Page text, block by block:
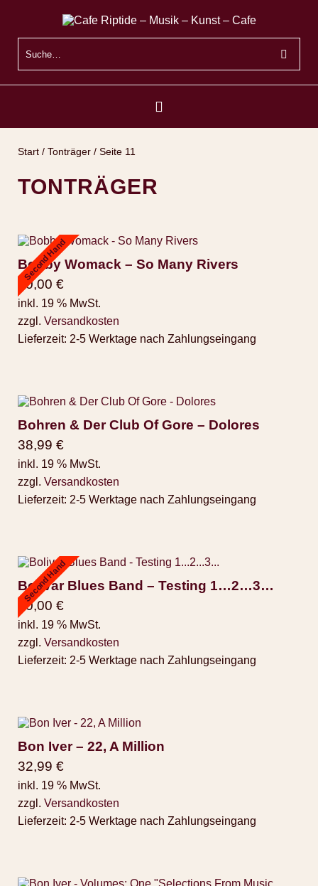
Start / Tonträger / Seite 11
TONTRÄGER
Second Hand
Bobby Womack – So Many Rivers
10,00 €
inkl. 19 % MwSt.
zzgl. Versandkosten
Lieferzeit: 2-5 Werktage nach Zahlungseingang
Bohren & Der Club Of Gore – Dolores
38,99 €
inkl. 19 % MwSt.
zzgl. Versandkosten
Lieferzeit: 2-5 Werktage nach Zahlungseingang
Second Hand
Bolivar Blues Band – Testing 1…2…3…
10,00 €
inkl. 19 % MwSt.
zzgl. Versandkosten
Lieferzeit: 2-5 Werktage nach Zahlungseingang
Bon Iver – 22, A Million
32,99 €
inkl. 19 % MwSt.
zzgl. Versandkosten
Lieferzeit: 2-5 Werktage nach Zahlungseingang